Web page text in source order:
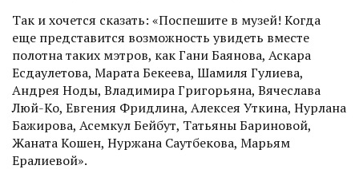
Так и хочется сказать: «Поспешите в музей! Когда
еще представится возможность увидеть вместе
полотна таких мэтров, как Гани Бая­нова, Аскара
Есдаулетова, Марата Бекеева, Шамиля Гулиева,
Андрея Ноды, Владимира Григорьяна, Вячеслава
Люй-Ко, Евгения Фридлина, Алексея Уткина, Нурлана
Бажирова, Асемкул Бейбут, Татьяны Бариновой,
Жаната Кошен, Нуржана Саутбекова, Марьям
Ералиевой».